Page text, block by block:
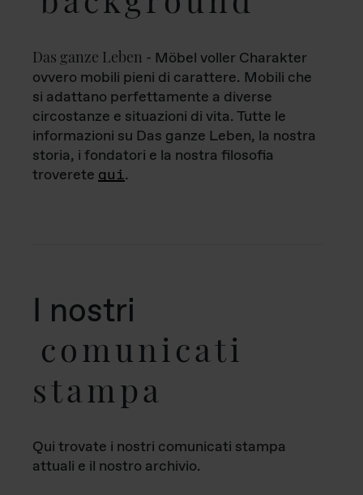
Das ganze Leben - Möbel voller Charakter
ovvero mobili pieni di carattere. Mobili che
si adattano perfettamente a diverse
circostanze e situazioni di vita. Tutte le
informazioni su Das ganze Leben, la nostra
storia, i fondatori e la nostra filosofia
troverete qui.
I nostri
comunicati
stampa
Qui trovate i nostri comunicati stampa
attuali e il nostro archivio.